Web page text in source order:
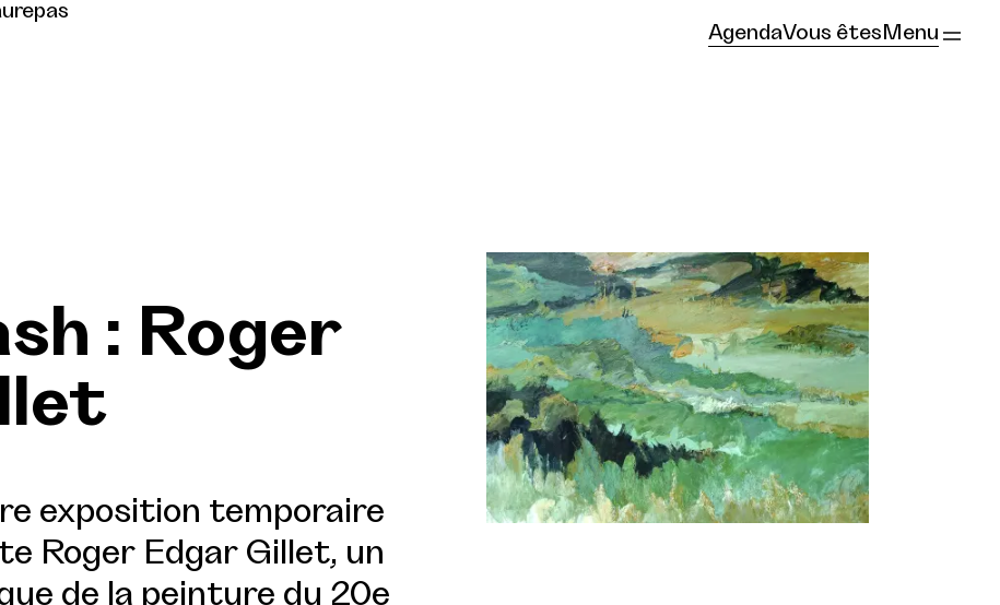
AgendaVous êtes Menu
: Roger
exposition temporaire
Roger Edgar Gillet, un
de la peinture du 20e